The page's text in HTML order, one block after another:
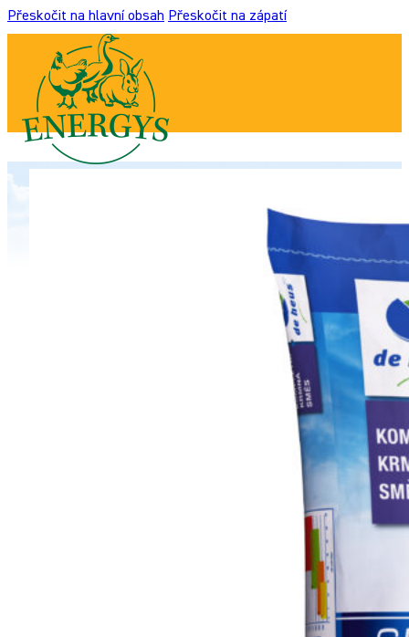
Přeskočit na hlavní obsah Přeskočit na zápatí